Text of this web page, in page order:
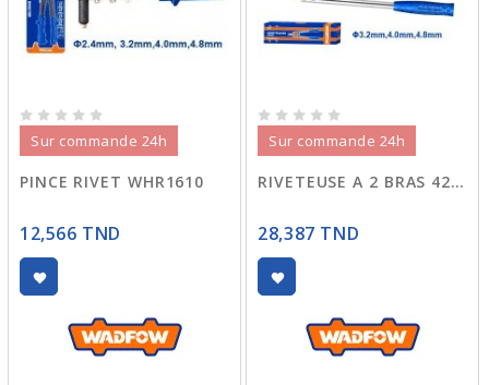
Sur commande 24h
PINCE RIVET WHR1610
12,566 TND
Sur commande 24h
RIVETEUSE A 2 BRAS 420 WHR3517
28,387 TND